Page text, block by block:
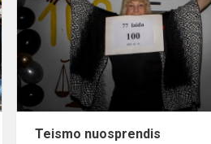
judėjimo
įkūrėjo
alėjos
atidarymas
Palangoj...
Teismo nuosprendis